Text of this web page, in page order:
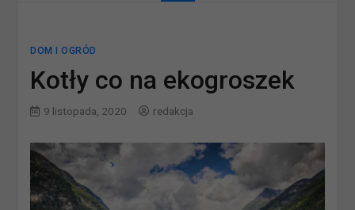
DOM I OGRÓD
Kotły co na ekogroszek
9 listopada, 2020 redakcja